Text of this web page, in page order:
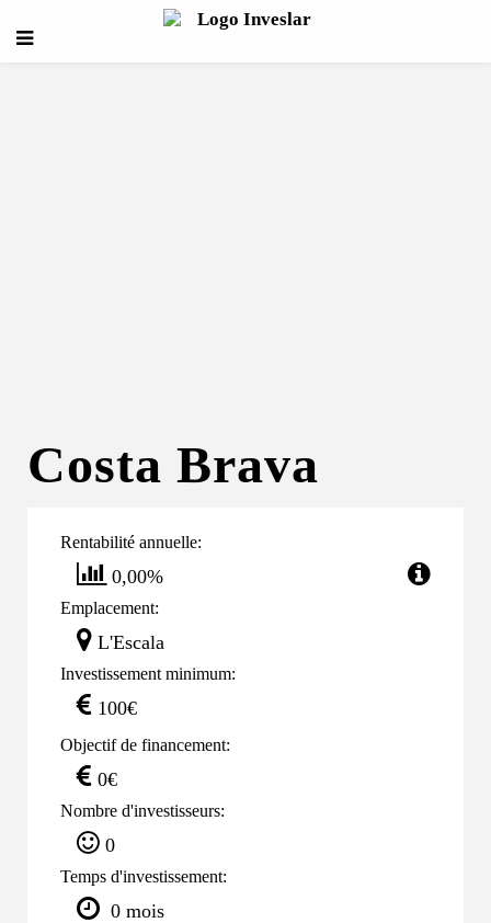
Costa Brava
Rentabilité annuelle:
0,00%
Emplacement:
L'Escala
Investissement minimum:
100€
Objectif de financement:
0€
Nombre d'investisseurs:
0
Temps d'investissement:
0 mois